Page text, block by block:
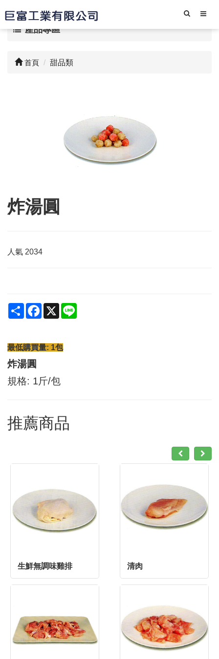
產品專區
首頁 甜品類
炸湯圓
人氣 2034
Share Facebook
X
最低購買量: 1包
炸湯圓
規格: 1斤/包
推薦商品
生鮮無調味雞排 清肉